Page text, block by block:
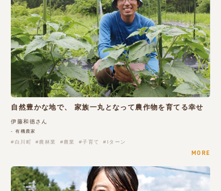
自然豊かな地で、 家族一丸となって農作物を育てる幸せ
伊藤和徳さん
- 有機農家
白川町 農林業 農業 子育て Iターン
MORE